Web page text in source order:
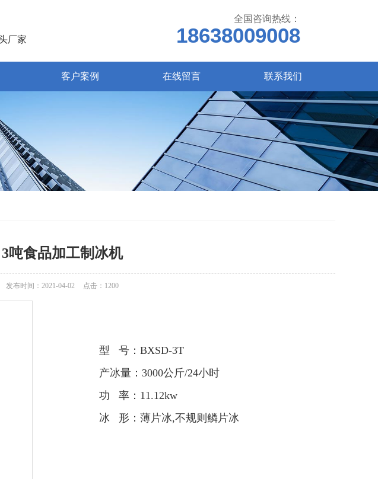
厂家
全国咨询热线：
18638009008
客户案例 在线留言 联系我们
3吨食品加工制冰机
发布时间：2021-04-02 点击： 1200
型 号：BXSD-3T
产冰量：3000公斤/24小时
功 率：11.12kw
冰 形：薄片冰,不规则鳞片冰